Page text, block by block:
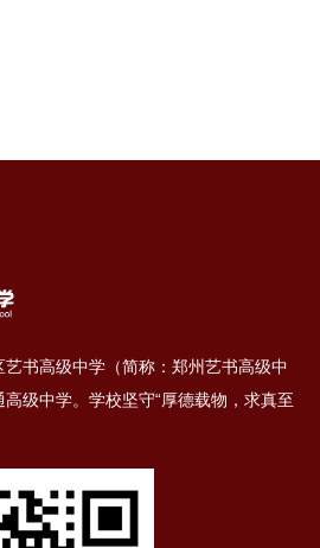
书⾼级中学（简称：郑州艺书⾼级中
级中学。学校坚守“厚德载物，求真⾄